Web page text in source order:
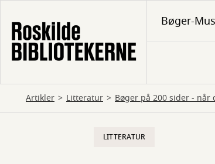
hovedindhold
Bøger-
Artikler Litteratur Bøger på 200 sider -
LITTERATUR